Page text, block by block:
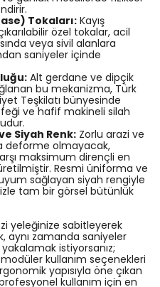
Tokaları: Kayış
özel tokalar, acil
veya sivil alanlara
saniyeler içinde
Alt gerdane ve dipçik
bu mekanizma, Türk
Teşkilatı bünyesinde
ve hafif makineli silah
Siyah Renk: Zorlu arazi ve
deforme olmayacak,
maksimum dirençli en
Resmi üniforma ve
sağlayan siyah rengiyle
tam bir görsel bütünlük
yeleğinize sabitleyerek
aynı zamanda saniyeler
istiyorsanız;
modüler kullanım seçenekleri
yapısıyla öne çıkan
profesyonel kullanım için en